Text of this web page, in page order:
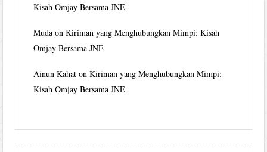
Kisah Omjay Bersama JNE
Muda onKiriman yang Menghubungkan Mimpi: Kisah
Omjay Bersama JNE
Ainun Kahat onKiriman yang Menghubungkan Mimpi:
Kisah Omjay Bersama JNE